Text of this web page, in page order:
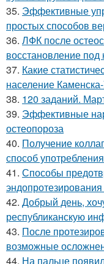
35. Эффективные
простых способов
36. ЛФК после
восстановление под
37. Какие
население
38. 120 заданий.
39. Эффективные
остеопороза
40. Получение
способ употребления
41. Способы
эндопротезирования
42. Добрый день,
республиканскую
43. После
возможные
44. На пальце